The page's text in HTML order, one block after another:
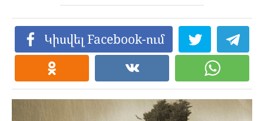
Կիսվել Facebook-ում